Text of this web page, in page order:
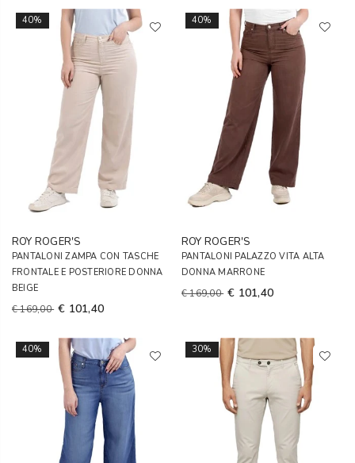
40%
ROY ROGER'S
PANTALONI ZAMPA CON TASCHE
FRONTALE E POSTERIORE DONNA
BEIGE
€ 169,00 € 101,40
40%
ROY ROGER'S
PANTALONI PALAZZO VITA ALTA
DONNA MARRONE
€ 169,00 € 101,40
40% 30%